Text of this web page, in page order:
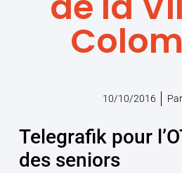
10/10/2016 Par
Telegrafik pour
des seniors